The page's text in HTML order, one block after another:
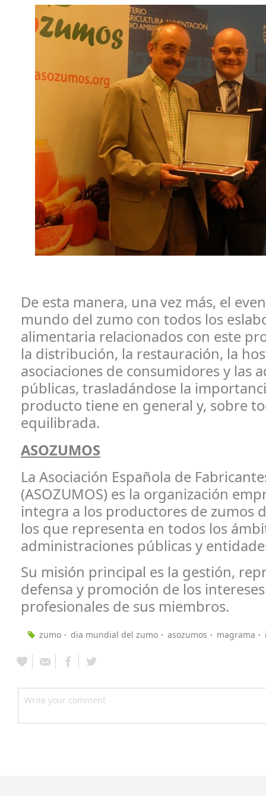
De esta manera, una vez más, el
mundo del zumo con todos los
alimentaria relacionados con este
la distribución, la restauración, la
asociaciones de consumidores y las
públicas, trasladándose la
producto tiene en general y, sobre
equilibrada.
ASOZUMOS
La Asociación Española de
(ASOZUMOS) es la organización
integra a los productores de zumos
los que representa en todos los
administraciones públicas y
Su misión principal es la gestión,
defensa y promoción de los
profesionales de sus miembros.
zumo dia mundial del zumo asozumos magrama